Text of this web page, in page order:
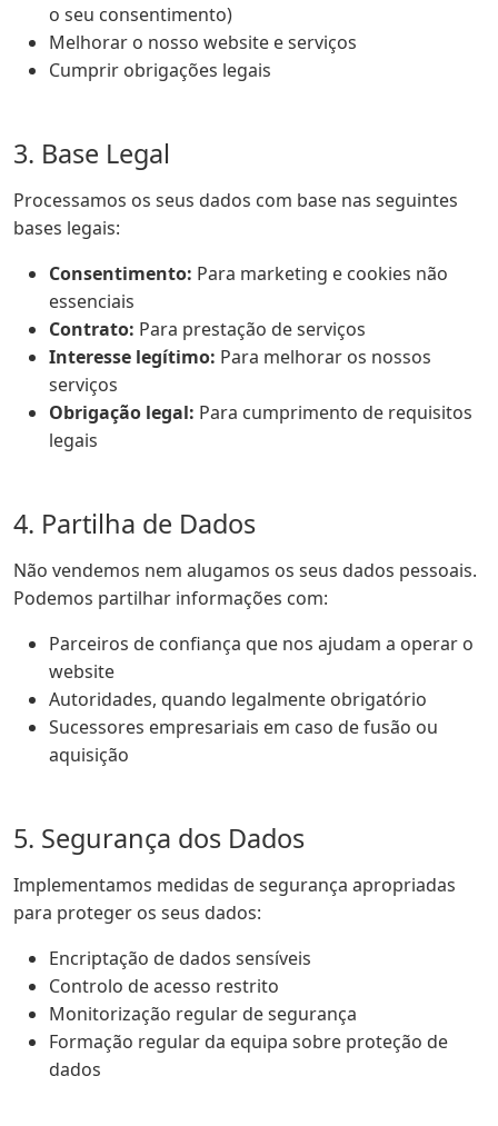
o seu consentimento)
Melhorar o nosso website e serviços
Cumprir obrigações legais
3. Base Legal
Processamos os seus dados com base nas seguintes
bases legais:
Consentimento: Para marketing e cookies não
essenciais
Contrato: Para prestação de serviços
Interesse legítimo: Para melhorar os nossos
serviços
Obrigação legal: Para cumprimento de requisitos
legais
4. Partilha de Dados
Não vendemos nem alugamos os seus dados pessoais.
Podemos partilhar informações com:
Parceiros de confiança que nos ajudam a operar o
website
Autoridades, quando legalmente obrigatório
Sucessores empresariais em caso de fusão ou
aquisição
5. Segurança dos Dados
Implementamos medidas de segurança apropriadas
para proteger os seus dados:
Encriptação de dados sensíveis
Controlo de acesso restrito
Monitorização regular de segurança
Formação regular da equipa sobre proteção de
dados